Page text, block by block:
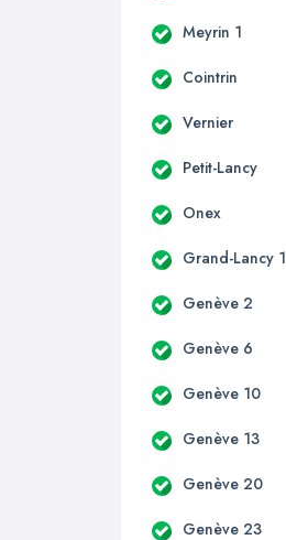
Meyrin 1
Cointrin
Vernier
Petit-Lancy
Onex
Grand-Lancy 1
Genève 2
Genève 6
Genève 10
Genève 13
Genève 20
Genève 23